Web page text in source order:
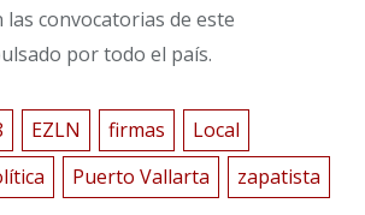
las convocatorias de este
por todo el país.
EZLN firmas
Local
Puerto Vallarta zapatista